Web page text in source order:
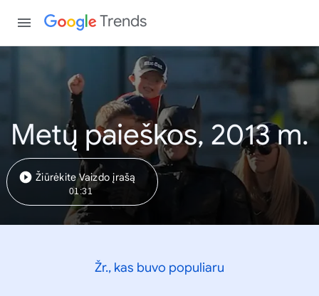
Trends
Metų paieškos, 2013 m.
Žiūrėkite Vaizdo įrašą
01:31
Žr., kas buvo populiaru